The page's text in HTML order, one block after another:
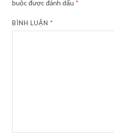
buộc được đánh dấu *
BÌNH LUẬN*